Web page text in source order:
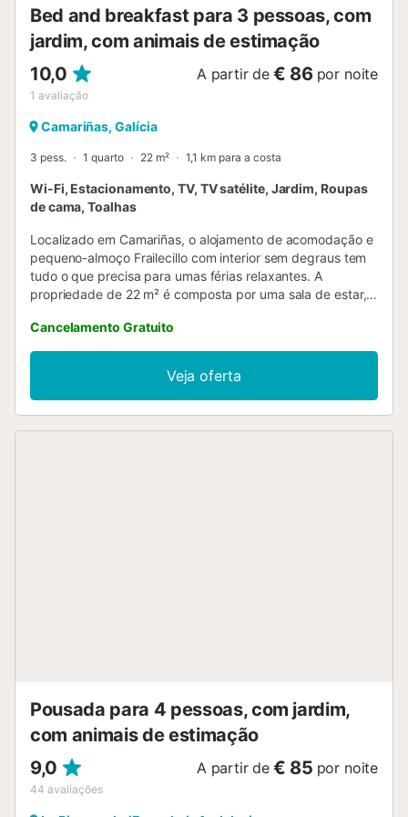
Bed and breakfast para 3 pessoas, com
jardim, com animais de estimação
10,0
1 avaliação
A partir de € 86 por noite
Camariñas, Galícia
3 pess. 1 quarto 22 m² 1,1 km para a costa
Wi-Fi, Estacionamento, TV, TV satélite, Jardim, Roupas
de cama, Toalhas
Localizado em Camariñas, o alojamento de acomodação e
pequeno-almoço Frailecillo com interior sem degraus tem
tudo o que precisa para umas férias relaxantes. A
propriedade de 22 m² é composta por uma sala de estar, 1
pessoas. As comodidades adicionais incluem Wi-Fi de alta
velocidade (adequado para chamadas de vídeo) com um
espaço de trabalho dedicado para escritório em casa,
bem como uma televisão. Um berço e uma cadeira alta
também estão disponíveis. Este alojamento não dispõe de
Cancelamento Gratuito
Veja oferta
Pousada para 4 pessoas, com jardim,
com animais de estimação
9,0
44 avaliações
A partir de € 85 por noite